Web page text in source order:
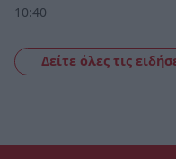
10:40
Δείτε όλες τις